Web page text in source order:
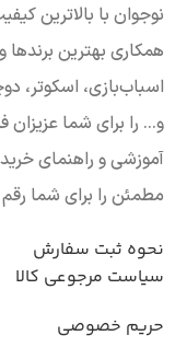
نوجوان با بالاترین
همکاری بهترین
اسباب‌بازی، اسکوتر،
و... را برای شما عزیزان
آموزشی و راهنمای
مطمئن را برای شما رقم
نحوه ثبت سفارش
سیاست مرجوعی کال
حریم خصوصی